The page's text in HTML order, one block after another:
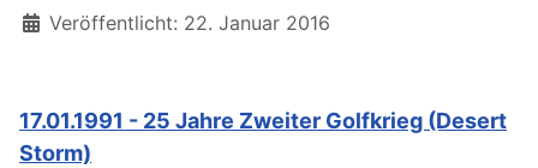
Details
Veröffentlicht: 22. Januar 2016
17.01.1991 - 25 Jahre Zweiter Golfkrieg (Desert
Storm)